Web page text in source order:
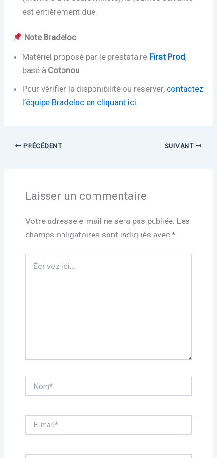
est entièrement due.
Note Bradeloc
Matériel proposé par le prestataire First Prod,
basé à Cotonou
Pour vérifier la disponibilité ou réserver, contactez
l’équipe Bradeloc en cliquant ici.
PRÉCÉDENT SUIVANT
Laisser un commentaire
Votre adresse e-mail ne sera pas publiée. Les
champs obligatoires sont indiqués avec *
ici…
mail*